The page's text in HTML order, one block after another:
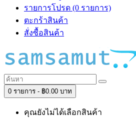
รายการโปรด (0 รายการ)
ตะกร้าสินค้า
สั่งซื้อสินค้า
0 รายการ - ฿0.00 บาท
คุณยังไม่ได้เลือกสินค้า